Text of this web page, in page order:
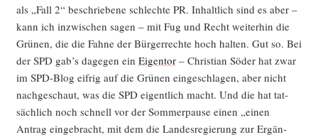
als „Fall 2“ beschrie­be­ne schlech­te PR. Inhalt­lich sind es aber –
kann ich inzwi­schen sagen – mit Fug und Recht wei­ter­hin die
Grü­nen, die die Fah­ne der Bür­ger­rech­te hoch hal­ten. Gut so. Bei
der SPD gab’s dage­gen ein Eigen­tor– Chris­ti­an Söder hat zwar
im SPD-Blog eif­rig auf die Grü­nen ein­ge­schla­gen, aber nicht
nach­ge­schaut, was die SPD eigent­lich macht. Und die hat tat­
säch­lich noch schnell vor der Som­mer­pau­se einen „einen
Antrag ein­ge­bracht, mit dem die Lan­des­re­gie­rung zur Ergän­